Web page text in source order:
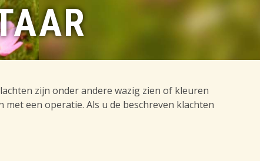
zijn onder andere wazig zien of kleuren
een operatie. Als u de beschreven klachten